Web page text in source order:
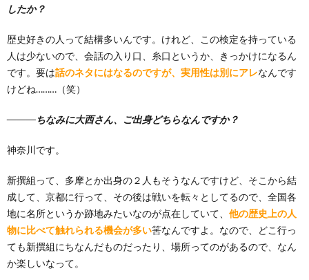
したか？
歴史好きの人って結構多いんです。けれど、この検定を持っている
人は少ないので、会話の入り口、糸口というか、きっかけになるん
です。要は話のネタにはなるのですが、実用性は別にアレなんです
けどね………（笑）
―――ちなみに大西さん、ご出身どちらなんですか？
神奈川です。
新撰組って、多摩とか出身の２人もそうなんですけど、そこから結
成して、京都に行って、その後は戦いを転々としてるので、全国各
地に名所というか跡地みたいなのが点在していて、 他の歴史上の人
物に比べて触れられる機会が多い筈なんですよ。なので、どこ行っ
ても新撰組にちなんだものだったり、場所ってのがあるので、なん
か楽しいなって。